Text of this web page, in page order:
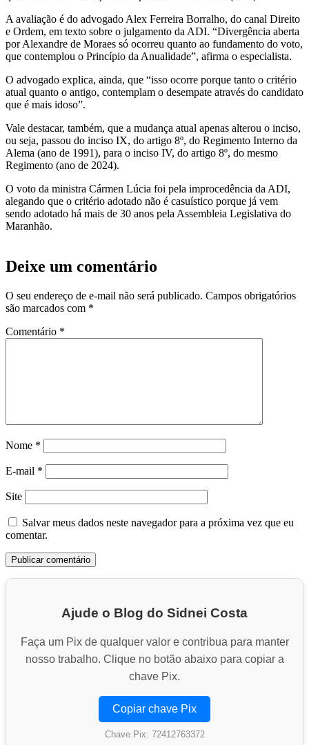
A avaliação é do advogado Alex Ferreira Borralho, do canal Direito
e Ordem, em texto sobre o julgamento da ADI. “Divergência aberta
por Alexandre de Moraes só ocorreu quanto ao fundamento do voto,
que contemplou o Princípio da Anualidade”, afirma o especialista.
O advogado explica, ainda, que “isso ocorre porque tanto o critério
atual quanto o antigo, contemplam o desempate através do candidato
que é mais idoso”.
Vale destacar, também, que a mudança atual apenas alterou o inciso,
ou seja, passou do inciso IX, do artigo 8º, do Regimento Interno da
Alema (ano de 1991), para o inciso IV, do artigo 8º, do mesmo
Regimento (ano de 2024).
O voto da ministra Cármen Lúcia foi pela improcedência da ADI,
alegando que o critério adotado não é casuístico porque já vem
sendo adotado há mais de 30 anos pela Assembleia Legislativa do
Maranhão.
Deixe um comentário
O seu endereço de e-mail não será publicado. Campos obrigatórios
são marcados com *
Comentário *
Nome *
E-mail *
Site
Salvar meus dados neste navegador para a próxima vez que eu
comentar.
Ajude o Blog do Sidnei Costa
Faça um Pix de qualquer valor e contribua para manter
nosso trabalho. Clique no botão abaixo para copiar a
chave Pix.
Copiar chave Pix
Chave Pix: 72412763372